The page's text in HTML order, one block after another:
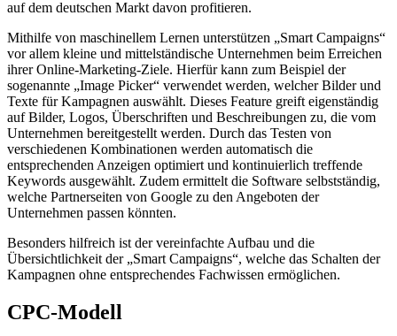
auf dem deutschen Markt davon profitieren.
Mithilfe von maschinellem Lernen unterstützen „Smart Campaigns“
vor allem kleine und mittelständische Unternehmen beim Erreichen
ihrer Online-Marketing-Ziele. Hierfür kann zum Beispiel der
sogenannte „Image Picker“ verwendet werden, welcher Bilder und
Texte für Kampagnen auswählt. Dieses Feature greift eigenständig
auf Bilder, Logos, Überschriften und Beschreibungen zu, die vom
Unternehmen bereitgestellt werden. Durch das Testen von
verschiedenen Kombinationen werden automatisch die
entsprechenden Anzeigen optimiert und kontinuierlich treffende
Keywords ausgewählt. Zudem ermittelt die Software selbstständig,
welche Partnerseiten von Google zu den Angeboten der
Unternehmen passen könnten.
Besonders hilfreich ist der vereinfachte Aufbau und die
Übersichtlichkeit der „Smart Campaigns“, welche das Schalten der
Kampagnen ohne entsprechendes Fachwissen ermöglichen.
CPC-Modell